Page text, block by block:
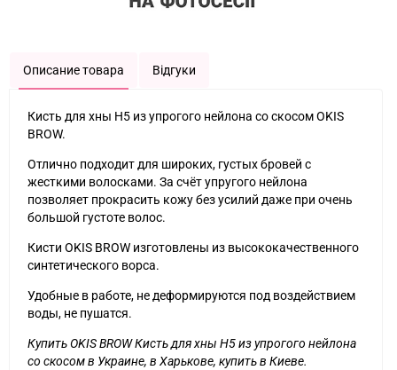
Описание товара Відгуки
Кисть для хны H5 из упрогого нейлона со скосом OKIS
BROW.
Отлично подходит для широких, густых бровей с
жесткими волосками. За счёт упругого нейлона
позволяет прокрасить кожу без усилий даже при очень
большой густоте волос.
Кисти OKIS BROW изготовлены из высококачественного
синтетического ворса.
Удобные в работе, не деформируются под воздействием
воды, не пушатся.
Купить OKIS BROW Кисть для хны H5 из упрогого нейлона
со скосом в Украине, в Харькове, купить в Киеве.